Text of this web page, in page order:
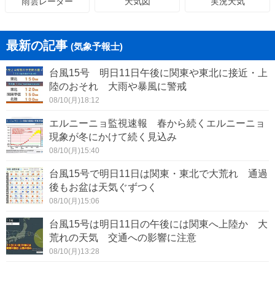
最新の記事 (気象予報士)
台風15号 明日11日午後に関東や東北に接近・上
陸のおそれ 大雨や暴風に警戒
08/10(月)18:12
エルニーニョ監視速報 春から続くエルニーニョ
現象が冬にかけて続く見込み
08/10(月)15:40
台風15号で明日11日は関東・東北で大荒れ 通過
後もお盆は天気ぐずつく
08/10(月)15:06
台風15号は明日11日の午後には関東へ上陸か 大
荒れの天気 交通への影響に注意
08/10(月)13:28